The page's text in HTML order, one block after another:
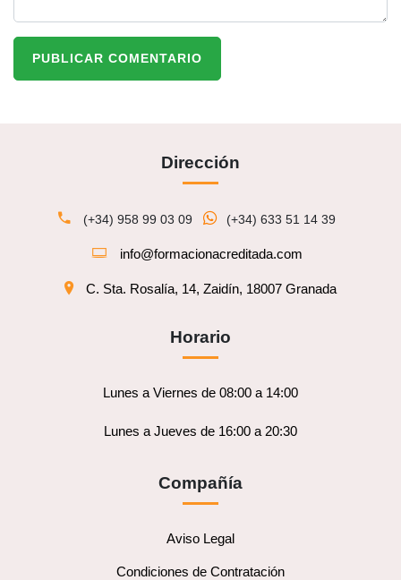
PUBLICAR COMENTARIO
Dirección
(+34) 958 99 03 09 (+34) 633 51 14 39
info@formacionacreditada.com
C. Sta. Rosalía, 14, Zaidín, 18007 Granada
Horario
Lunes a Viernes de 08:00 a 14:00
Lunes a Jueves de 16:00 a 20:30
Compañía
Aviso Legal
Condiciones de Contratación